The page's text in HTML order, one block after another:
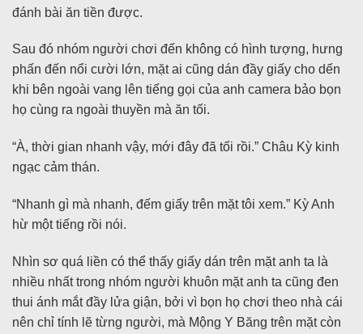
đánh bài ăn tiền được.
Sau đó nhóm người chơi đến không có hình tượng, hưng
phấn đến nổi cười lớn, mặt ai cũng dán đầy giấy cho dến
khi bên ngoài vang lên tiếng gọi của anh camera bảo bọn
họ cùng ra ngoài thuyền mà ăn tối.
“À, thời gian nhanh vậy, mới đây đã tối rồi.” Châu Kỳ kinh
ngạc cảm thán.
“Nhanh gì mà nhanh, đếm giấy trên mặt tôi xem.” Kỳ Anh
hừ một tiếng rồi nói.
Nhìn sơ quá liền có thể thấy giấy dán trên mặt anh ta là
nhiều nhất trong nhóm người khuôn mặt anh ta cũng đen
thui ánh mắt đầy lửa giận, bởi vì bọn họ chơi theo nhà cái
nên chỉ tính lẽ từng người, mà Mộng Y Băng trên mặt còn